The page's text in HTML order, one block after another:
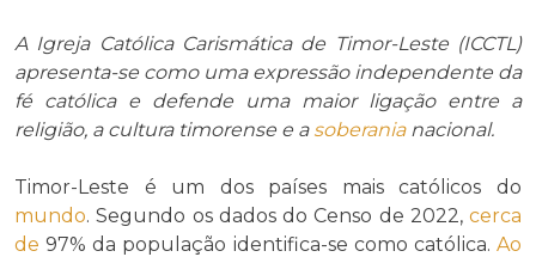
A Igreja Católica Carismática de Timor-Leste (ICCTL)
apresenta-se como uma expressão independente da
fé católica e defende uma maior ligação entre a
religião, a cultura timorense e a soberanianacional.
Timor-Leste é um dos países mais católicos do
mundo. Segundo os dados do Censo de 2022, cerca
de 97% da população identifica-se como católica. Ao